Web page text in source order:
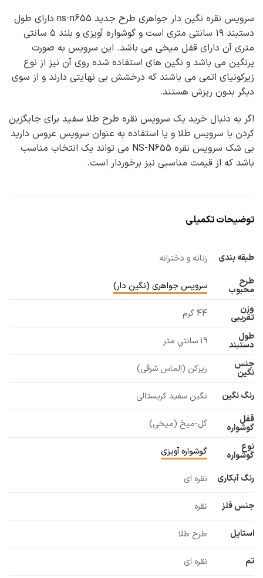
سرویس نقره نگین دار جواهری طرح جدید ns-n655 دارای طول
دستبند ۱۹ سانتی متری است و گوشواره آویزی و بلند ۵ سانتی
متری آن دارای قفل میخی می باشد. این سرویس به صورت
پرنگین می باشد و نگین های استفاده شده روی آن نیز از نوع
زیرکونیای اتمی می باشند که درخشش بی نهایتی دارند و از سوی
دیگر بدون ریزش هستند.
اگر به دنبال خرید یک سرویس نقره طرح طلا سفید برای جایگزین
کردن با سرویس طلا و یا استفاده به عنوان سرویس عروس دارید
بی شک سرویس نقره NS-N655 می تواند یک انتخاب مناسب
باشد که از قیمت مناسبی نیز برخوردار است.
توضیحات تکمیلی
طبقه بندی
زنانه و دخترانه
طرح
محبوب
سرویس جواهری (نگین دار)
وزن
تقریبی
44 گرم
طول
دستبند
19 سانتي متر
جنس
نگین زیرکن (الماس شرقی)
رنگ نگین
نگین سفید کریستالی
قفل
گوشواره
گل-میخ (میخی)
نوع
گوشواره گوشواره آویزی
رنگ آبکاری نقره ای
جنس فلز نقره
استایل طرح طلا
تم نقره ای